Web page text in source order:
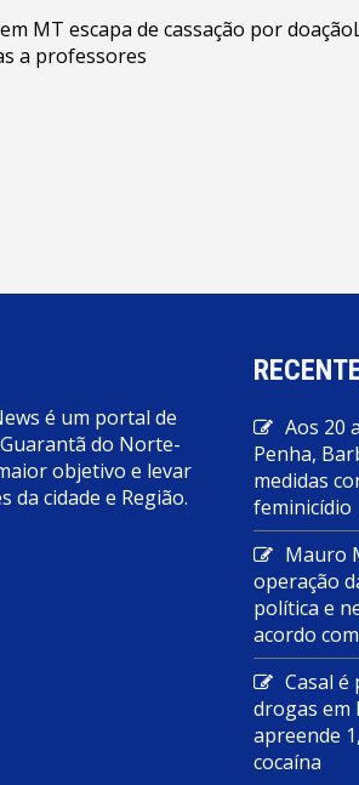
MT escapa de cassação por doação
a professores
é um portal de
do Norte-
objetivo e levar
da cidade e Região.
Aos 20
Penha,
medidas
feminicídio
Mauro
operação
política e
acordo
Casal
drogas em
apreende
cocaína